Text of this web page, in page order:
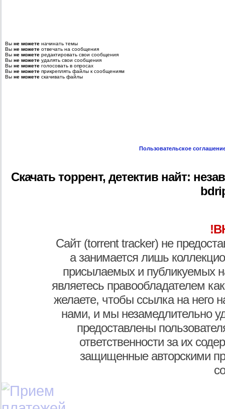
Вы не можете начинать темы
Вы не можете отвечать на сообщения
Вы не можете редактировать свои сообщения
Вы не можете удалять свои сообщения
Вы не можете голосовать в опросах
Вы не можете прикреплять файлы к сообщениям
Вы не можете скачивать файлы
Пользовательское
Скачать торрент, детектив найт:
Сайт (torrent tracker) не
а занимается лишь
присылаемых и публикуемых
являетесь правообладателем
желаете, чтобы ссылка на него
нами, и мы незамедлительно
предоставлены
ответственности за их
защищенные авторскими